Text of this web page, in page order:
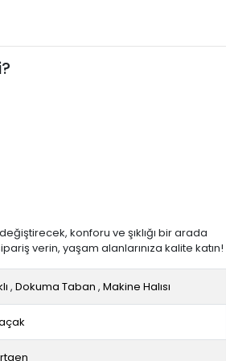
konforu ve şıklığı bir arada
verin, yaşam alanlarınıza kalite katın!
,Dokuma Taban ,Makine Halısı